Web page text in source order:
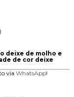
deixe de molho e
de cor deixe
via WhatsApp!